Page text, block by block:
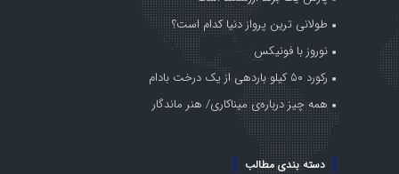
طولانی ترین پرواز دنیا کدام است؟
نوروز با فونیکس
رکورد ۵۰ کیلو باردهی از یک درخت بادام
همه چیز درباره‌ی میناکاری/ هنر ماندگار
دسته بندی مطالب